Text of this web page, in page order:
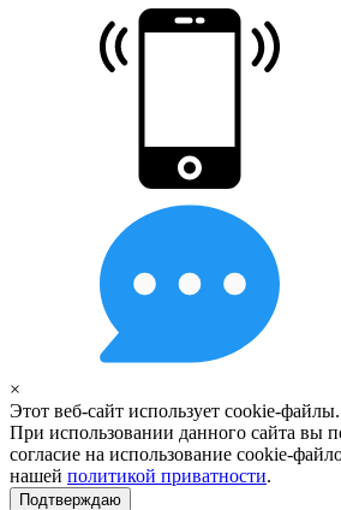
×
Этот веб-сайт использует cookie-файлы.
При использовании данного сайта вы
согласие на использование cookie-
нашей политикой приватности.
Подтверждаю